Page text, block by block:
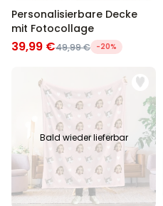
Personalisierbare Decke
mit Fotocollage
39,99 €49,99 € -20%
Bald wieder lieferbar